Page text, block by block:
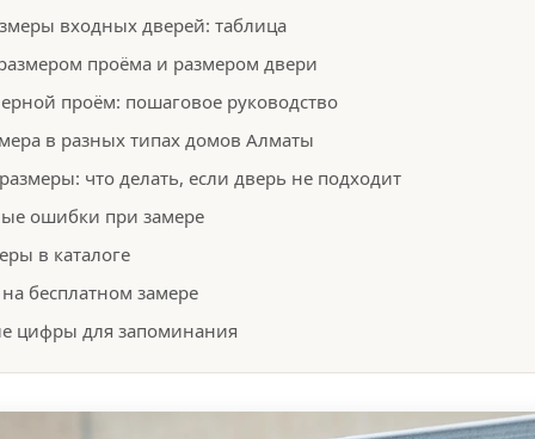
входных дверей: таблица
проёма и размером двери
проём: пошаговое руководство
в разных типах домов Алматы
что делать, если дверь не подходит
ошибки при замере
в каталоге
бесплатном замере
цифры для запоминания